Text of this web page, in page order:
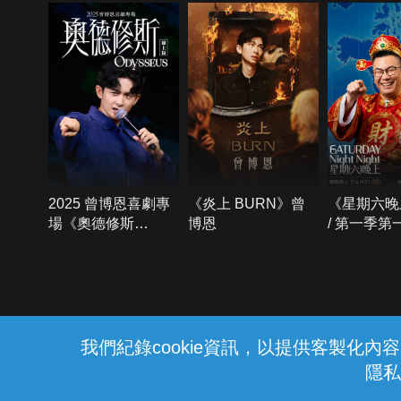
我們紀錄cookie資訊，以提供客製化內
隱
2025 曾博恩喜劇專
場《奧德修斯
《炎上 BURN》曾
博恩
《星期六
/ 第一季第